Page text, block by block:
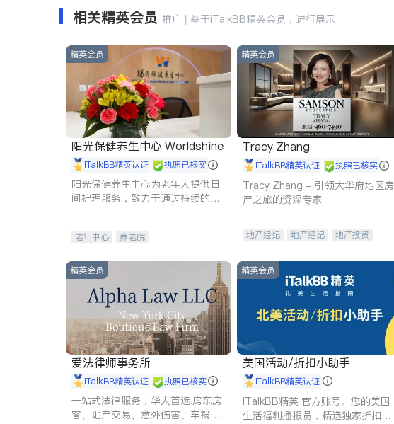
相关精英会员 推广 | 基于iTalkBB精英会员，进行展示
精英会员
阳光保健养生中心 Worldshine
iTalkBB精英认证 执照已核实
阳光保健养生中心为老年人提供日
间护理服务，致力于通过持续的护
老年中心 养老院
精英会员
Tracy Zhang
iTalkBB精英认证 执照已核实
Tracy Zhang - 引领大华府地区房
产之旅的资深专家
地产经纪 地产经纪
地产投资
精英会员
爱法律师事务所
iTalkBB精英认证 执照已核实
一站式法律服务，华人首选.房东房
客、地产交易、意外伤害、车祸重
精英会员
美国活动/折扣小助手
iTalkBB精英认证
iTalkBB精英 官方账号。您的美国
生活福利播报员，精选独家折扣、